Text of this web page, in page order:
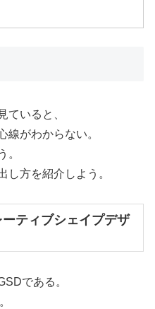
ていると、
線がわからない。
。
し方を紹介しよう。
ティブシェイプデザ
である。